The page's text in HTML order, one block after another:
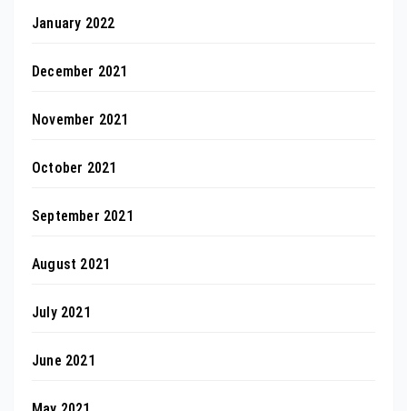
January 2022
December 2021
November 2021
October 2021
September 2021
August 2021
July 2021
June 2021